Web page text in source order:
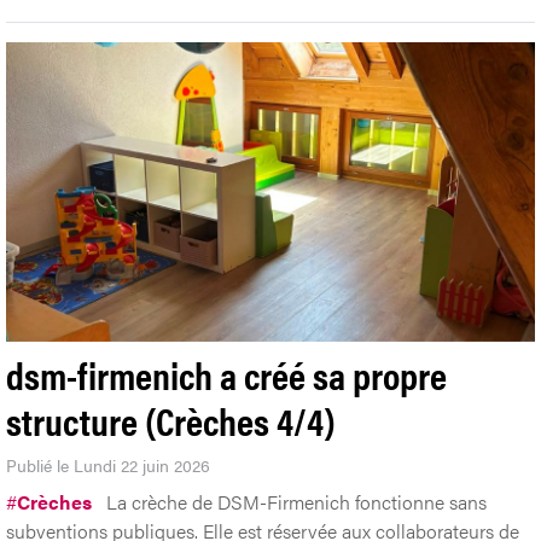
dsm-firmenich a créé sa propre
structure (Crèches 4/4)
Publié le Lundi 22 juin 2026
#Crèches La crèche de DSM-Firmenich fonctionne sans
subventions publiques. Elle est réservée aux collaborateurs de